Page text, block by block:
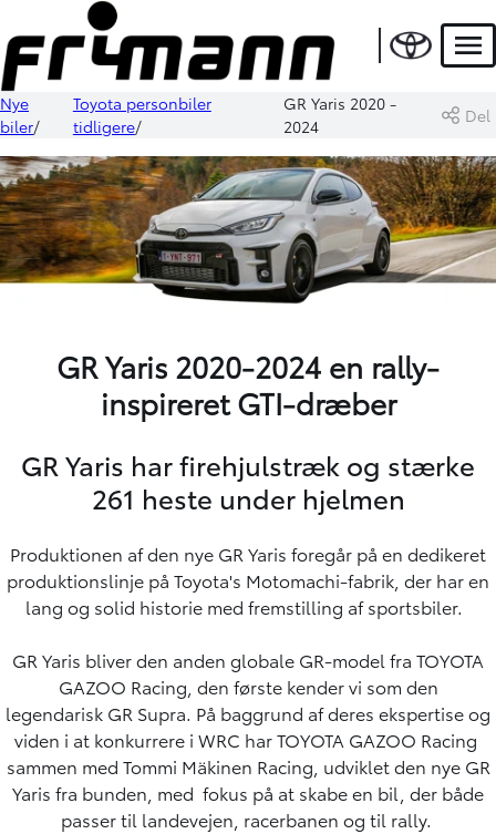
Nye
biler
Toyota personbiler
tidligere
GR Yaris 2020 -
2024
Del
GR Yaris 2020-2024 en rally-
inspireret GTI-dræber
GR Yaris har firehjulstræk og stærke
261 heste under hjelmen
Produktionen af den nye GR Yaris foregår på en dedikeret
produktionslinje på Toyota's Motomachi-fabrik, der har en
lang og solid historie med fremstilling af sportsbiler.
GR Yaris bliver den anden globale GR-model fra TOYOTA
GAZOO Racing, den første kender vi som den
legendarisk GR Supra. På baggrund af deres ekspertise og
viden i at konkurrere i WRC har TOYOTA GAZOO Racing
sammen med Tommi Mäkinen Racing, udviklet den nye GR
Yaris fra bunden, med fokus på at skabe en bil, der både
passer til landevejen, racerbanen og til rally.